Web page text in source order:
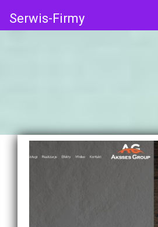
Serwis-Firmy